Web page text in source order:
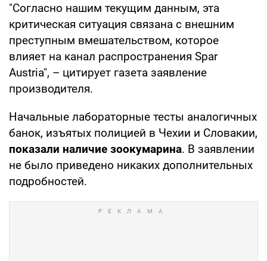
"Согласно нашим текущим данным, эта
критическая ситуация связана с внешним
преступным вмешательством, которое
влияет на канал распространения Spar
Austria", – цитирует газета заявление
производителя.
Начальные лабораторные тесты аналогичных
банок, изъятых полицией в Чехии и Словакии,
показали наличие зоокумарина. В заявлении
не было приведено никаких дополнительных
подробностей.